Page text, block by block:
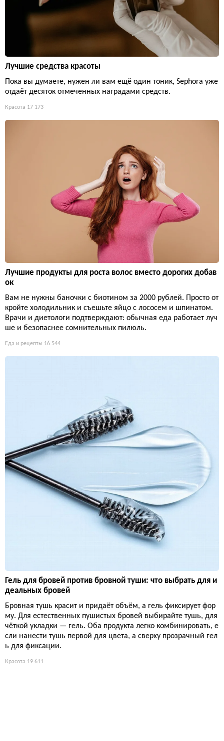
Лучшие средства красоты
Пока вы думаете, нужен ли вам ещё один тоник, Sephora уже
отдаёт десяток отмеченных наградами средств.
Красота 17 173
Лучшие продукты для роста волос вместо дорогих добав
ок
Вам не нужны баночки с биотином за 2000 рублей. Просто от
кройте холодильник и съешьте яйцо с лососем и шпинатом.
Врачи и диетологи подтверждают: обычная еда работает луч
ше и безопаснее сомнительных пилюль.
Еда и рецепты 16 544
Гель для бровей против бровной туши: что выбрать для и
деальных бровей
Бровная тушь красит и придаёт объём, а гель фиксирует фор
му. Для естественных пушистых бровей выбирайте тушь, для
чёткой укладки — гель. Оба продукта легко комбинировать, е
сли нанести тушь первой для цвета, а сверху прозрачный гел
ь для фиксации.
Красота 19 611